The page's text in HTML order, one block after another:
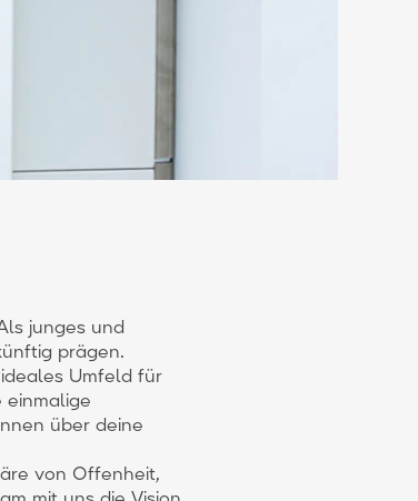
junges und
prägen.
Umfeld für
einmalige
über deine
von Offenheit,